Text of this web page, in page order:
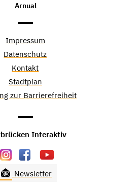
Arnual
Impressum
Datenschutz
Kontakt
Stadtplan
zur Barrierefreiheit
Interaktiv
Newsletter